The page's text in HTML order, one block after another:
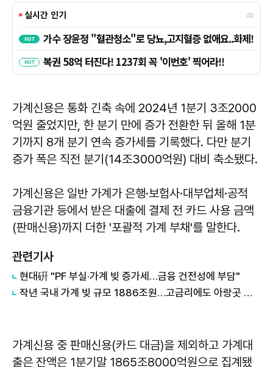
가계신용은 통화 긴축 속에 2024년 1분기 3조2000
억원 줄었지만, 한 분기 만에 증가 전환한 뒤 올해 1분
기까지 8개 분기 연속 증가세를 기록했다. 다만 분기
증가 폭은 직전 분기(14조3000억원) 대비 축소됐다.
가계신용은 일반 가계가 은행·보험사·대부업체·공적
금융기관 등에서 받은 대출에 결제 전 카드 사용 금액
(판매신용)까지 더한 '포괄적 가계 부채'를 말한다.
관련기사
현대硏 "PF 부실·가계 빚 증가세…금융 건전성에 부담"
작년 국내 가계 빚 규모 1886조원…고금리에도 아랑곳 주담대 '쑥'
가계신용 중 판매신용(카드 대금)을 제외하고 가계대
출은 잔액은 1분기말 1865조8000억원으로 집계됐